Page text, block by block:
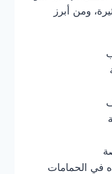
ومن أبرز
في الحمامات